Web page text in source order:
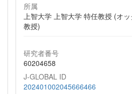
所属
上智大学 上智大学 特任教授 (オ
教授)
研究者番号
60204658
J-GLOBAL ID
202401002045666466